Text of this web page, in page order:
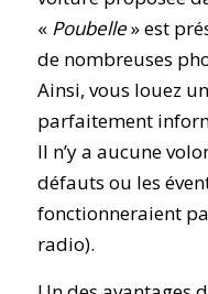
« Poubelle» est
de nombreuses
Ainsi, vous louez
parfaitement
Il n’y a aucune
défauts ou les
fonctionneraient
radio).